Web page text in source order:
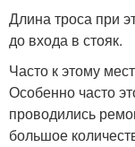
Длина троса при
до входа в стояк.
Часто к этому
Особенно часто
проводились
большое